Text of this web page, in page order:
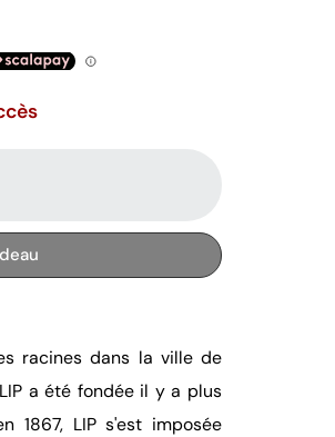
racines dans la ville de
a été fondée il y a plus
1867, LIP s'est imposée